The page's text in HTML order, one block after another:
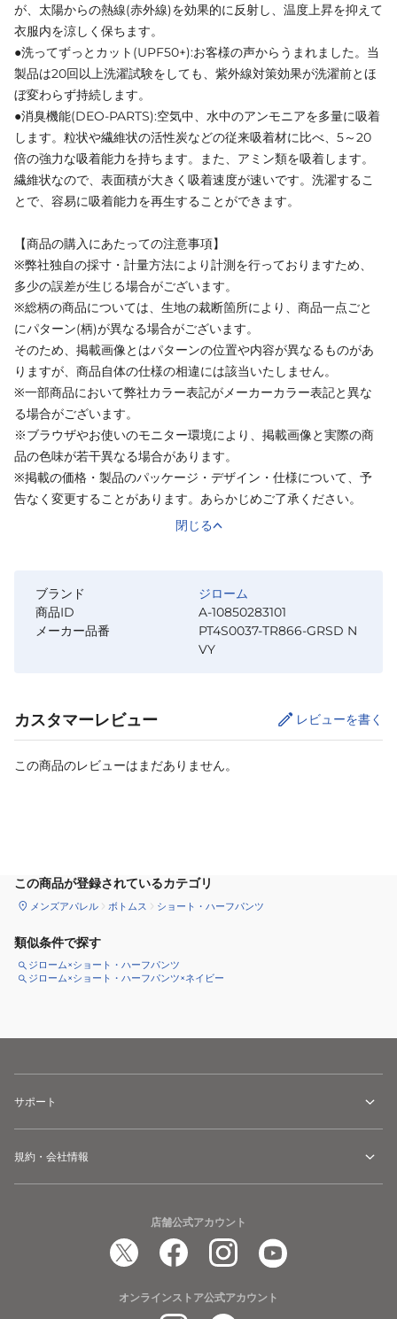
が、太陽からの熱線(赤外線)を効果的に反射し、温度上昇を抑えて
衣服内を涼しく保ちます。
●洗ってずっとカット(UPF50+):お客様の声からうまれました。当
製品は20回以上洗濯試験をしても、紫外線対策効果が洗濯前とほ
ぼ変わらず持続します。
●消臭機能(DEO-PARTS):空気中、水中のアンモニアを多量に吸着
します。粒状や繊維状の活性炭などの従来吸着材に比べ、5～20
倍の強力な吸着能力を持ちます。また、アミン類を吸着します。
繊維状なので、表面積が大きく吸着速度が速いです。洗濯するこ
とで、容易に吸着能力を再生することができます。
【商品の購入にあたっての注意事項】
※弊社独自の採寸・計量方法により計測を行っておりますため、
多少の誤差が生じる場合がございます。
※総柄の商品については、生地の裁断箇所により、商品一点ごと
にパターン(柄)が異なる場合がございます。
そのため、掲載画像とはパターンの位置や内容が異なるものがあ
りますが、商品自体の仕様の相違には該当いたしません。
※一部商品において弊社カラー表記がメーカーカラー表記と異な
る場合がございます。
※ブラウザやお使いのモニター環境により、掲載画像と実際の商
品の色味が若干異なる場合があります。
※掲載の価格・製品のパッケージ・デザイン・仕様について、予
告なく変更することがあります。あらかじめご了承ください。
閉じる
ブランド
ジローム
商品ID
A-10850283101
メーカー品番
PT4S0037-TR866-GRSD N
VY
カスタマーレビュー レビューを書く
この商品のレビューはまだありません。
この商品が登録されているカテゴリ
メンズアパレル ボトムス ショート・ハーフパンツ
類似条件で探す
ジローム×ショート・ハーフパンツ
ジローム×ショート・ハーフパンツ×ネイビー
サポート
規約・会社情報
店舗公式アカウント
オンラインストア公式アカウント